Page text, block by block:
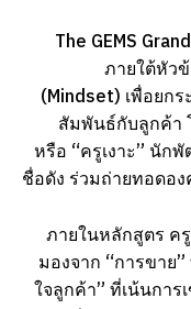
The GEMS
ภายใต้หัว
(Mindset) เพื่อยก
สัมพันธ์กับลูกค้า
หรือ “ครูเงาะ” นัก
ชื่อดัง ร่วมถ่ายทอดอ
ภายในหลักสูตร ค
มองจาก “การขาย
ใจลูกค้า” ที่เน้นการ